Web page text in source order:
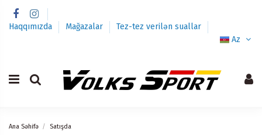
Haqqımızda Mağazalar
Tez-tez verilən suallar
Az
Ana Səhifə Satışda